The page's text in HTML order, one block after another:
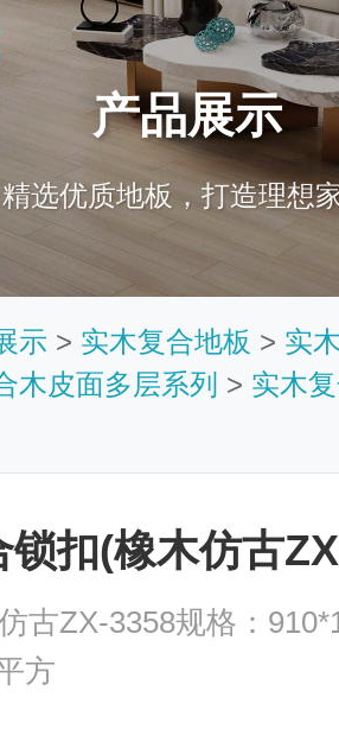
产品展示
精选优质地板，打造理想
示 > 实木复合地板 > 实
木皮面多层系列 > 实木
锁扣(橡木仿古
古ZX-3358规格：
方